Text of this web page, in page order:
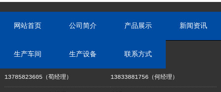
网站首页 公司简介 产品展示 新闻资讯
生产车间 生产设备 联系方式
13785823605（荀经理） 13833881756（何经理）